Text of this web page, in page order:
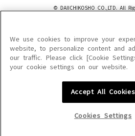
© DAIICHIKOSHO CO.,LTD. All
このサイトに掲載されている一切の文章・画像・写
を問わず、著作権法の定める範囲を超えて無断で複
を禁じます。
楽曲及びコンテンツは、機種によりご利用いただけ
楽曲及びコンテンツの配信日、配信内容が変更になる
We use cookies to improve your
website, to personalize content and
our traffic. Please click [Cookie
your cookie settings on our website.
Accept All Cookies
Cookies Settings